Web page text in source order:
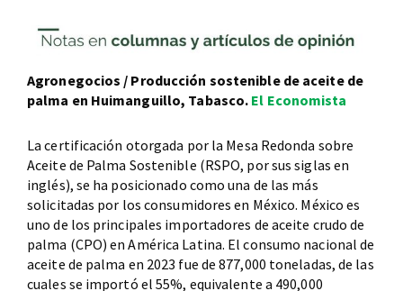
Agronegocios / Producción sostenible de aceite de
palma en Huimanguillo, Tabasco. El Economista
La certificación otorgada por la Mesa Redonda sobre
Aceite de Palma Sostenible (RSPO, por sus siglas en
inglés), se ha posicionado como una de las más
solicitadas por los consumidores en México. México es
uno de los principales importadores de aceite crudo de
palma (CPO) en América Latina. El consumo nacional de
aceite de palma en 2023 fue de 877,000 toneladas, de las
cuales se importó el 55%, equivalente a 490,000